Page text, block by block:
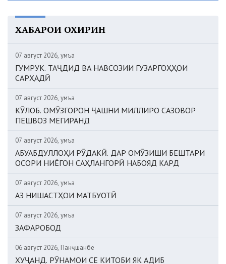
ХАБАРҲОИ ОХИРИН
07 август 2026, Ҷумъа
ГУМРУК. ТАҶДИД ВА НАВСОЗИИ ГУЗАРГОҲҲОИ
САРҲАДӢ
07 август 2026, Ҷумъа
КӮЛОБ. ОМӮЗГОРОН ҶАШНИ МИЛЛИРО САЗОВОР
ПЕШВОЗ МЕГИРАНД
07 август 2026, Ҷумъа
АБУАБДУЛЛОҲИ РӮДАКӢ. ДАР ОМӮЗИШИ БЕШТАРИ
ОСОРИ НИЁГОН САҲЛАНГОРӢ НАБОЯД КАРД
07 август 2026, Ҷумъа
АЗ НИШАСТҲОИ МАТБУОТӢ
07 август 2026, Ҷумъа
ЗАФАРОБОД
06 август 2026, Панҷшанбе
ХУҶАНД. РӮНАМОИ СЕ КИТОБИ ЯК АДИБ